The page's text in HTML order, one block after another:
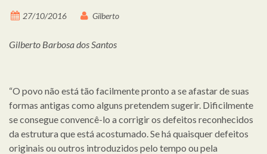
27/10/2016 Gilberto
Gilberto Barbosa dos Santos
“O povo não está tão facilmente pronto a se afastar de suas
formas antigas como alguns pretendem sugerir. Dificilmente
se consegue convencê-lo a corrigir os defeitos reconhecidos
da estrutura que está acostumado. Se há quaisquer defeitos
originais ou outros introduzidos pelo tempo ou pela